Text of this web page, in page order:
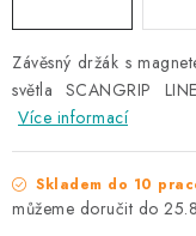
Závěsný držák s
světla SCANGRIP
Více informací
Skladem do 10